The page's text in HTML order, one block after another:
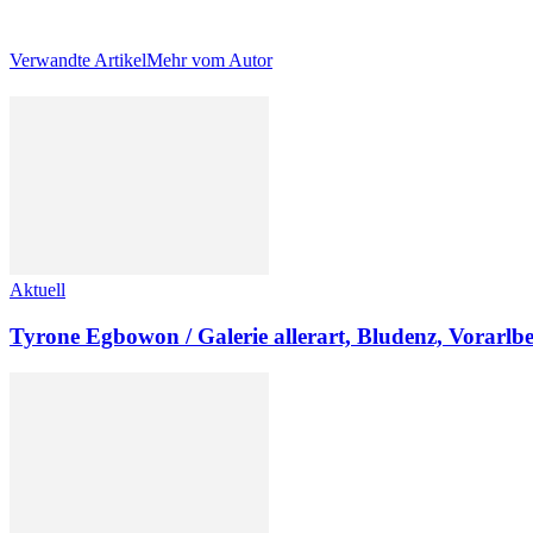
Verwandte ArtikelMehr vom Autor
Aktuell
Tyrone Egbowon / Galerie allerart, Bludenz,